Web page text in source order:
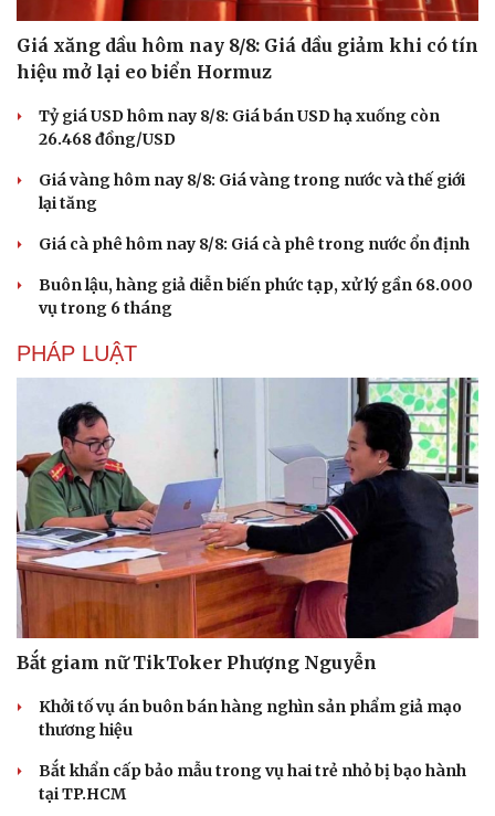
Sân khấu - Điện ảnh
Văn học
Di sản
Nghệ sĩ
Giá xăng dầu hôm nay 8/8: Giá dầu giảm khi có tín
hiệu mở lại eo biển Hormuz
Tỷ giá USD hôm nay 8/8: Giá bán USD hạ xuống còn
26.468 đồng/USD
Giá vàng hôm nay 8/8: Giá vàng trong nước và thế giới
lại tăng
Giá cà phê hôm nay 8/8: Giá cà phê trong nước ổn định
Buôn lậu, hàng giả diễn biến phức tạp, xử lý gần 68.000
vụ trong 6 tháng
PHÁP LUẬT
Bắt giam nữ TikToker Phượng Nguyễn
Khởi tố vụ án buôn bán hàng nghìn sản phẩm giả mạo
thương hiệu
Bắt khẩn cấp bảo mẫu trong vụ hai trẻ nhỏ bị bạo hành
tại TP.HCM